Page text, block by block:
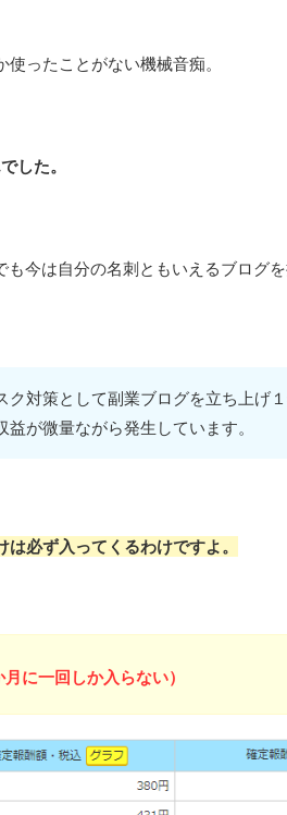
ったことがない機械音痴。
した。
今は自分の名刺ともいえるブログを
ク対策として副業ブログを立ち上げ
が微量ながら発生しています。
必ず入ってくるわけですよ。
に一回しか入らない）